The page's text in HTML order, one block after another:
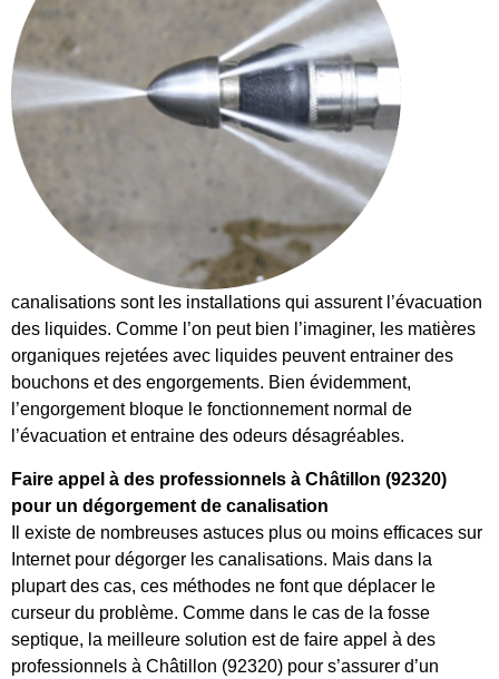
canalisations sont les installations qui assurent l’évacuation
des liquides. Comme l’on peut bien l’imaginer, les matières
organiques rejetées avec liquides peuvent entrainer des
bouchons et des engorgements. Bien évidemment,
l’engorgement bloque le fonctionnement normal de
l’évacuation et entraine des odeurs désagréables.
Faire appel à des professionnels à Châtillon (92320)
pour un dégorgement de canalisation
Il existe de nombreuses astuces plus ou moins efficaces sur
Internet pour dégorger les canalisations. Mais dans la
plupart des cas, ces méthodes ne font que déplacer le
curseur du problème. Comme dans le cas de la fosse
septique, la meilleure solution est de faire appel à des
professionnels à Châtillon (92320) pour s’assurer d’un